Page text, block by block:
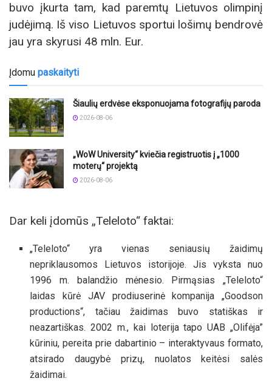
buvo įkurta tam, kad paremtų Lietuvos olimpinį
judėjimą. Iš viso Lietuvos sportui lošimų bendrovė
jau yra skyrusi 48 mln. Eur.
Įdomu paskaityti
Šiaulių erdvėse eksponuojama fotografijų paroda
2026-08-06
„WoW University“ kviečia registruotis į „1000
moterų“ projektą
2026-08-06
Dar keli įdomūs „Teleloto“ faktai:
„Teleloto“ yra vienas seniausių žaidimų
nepriklausomos Lietuvos istorijoje. Jis vyksta nuo
1996 m. balandžio mėnesio. Pirmąsias „Teleloto“
laidas kūrė JAV prodiuserinė kompanija „Goodson
productions“, tačiau žaidimas buvo statiškas ir
neazartiškas. 2002 m., kai loterija tapo UAB „Olifėja”
kūriniu, pereita prie dabartinio – interaktyvaus formato,
atsirado daugybė prizų, nuolatos keitėsi salės
žaidimai.